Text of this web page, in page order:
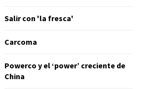
Salir con 'la fresca'
Carcoma
Powerco y el ‘power’ creciente de
China